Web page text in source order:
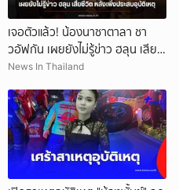
เจอตัวแล้ว! น้องนาซาตาลา ชา
วอัฟกัน เผยยังไม่รู้ข่าว ฮลุน เสีย
ชีวิต หลังเพิ่งประสบอุบัติเหตุ
News In Thailand